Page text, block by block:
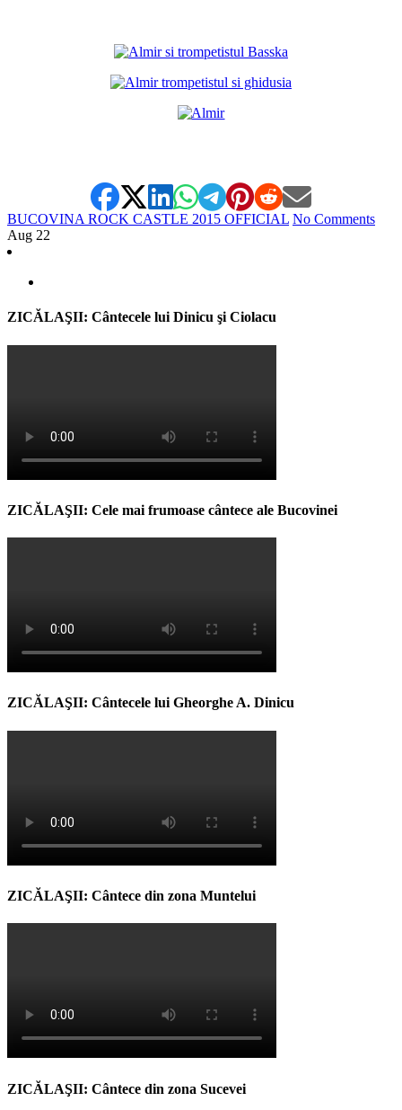
BUCOVINA ROCK CASTLE 2015 OFFICIAL No Comments
Aug 22
ZICĂLAŞII: Cântecele lui Dinicu şi Ciolacu
ZICĂLAŞII: Cele mai frumoase cântece ale Bucovinei
ZICĂLAŞII: Cântecele lui Gheorghe A. Dinicu
ZICĂLAŞII: Cântece din zona Muntelui
ZICĂLAŞII: Cântece din zona Sucevei